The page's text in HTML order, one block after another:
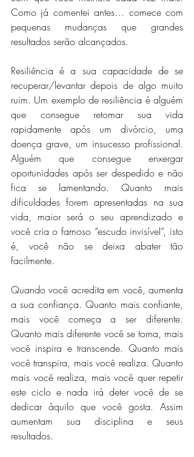
Como já comentei antes… comece com
pequenas mudanças que grandes
resultados serão alcançados.
Resiliência é a sua capacidade de se
recuperar/levantar depois de algo muito
ruim. Um exemplo de resiliência é alguém
que consegue retomar sua vida
rapidamente após um divórcio, uma
doença grave, um insucesso profissional.
Alguém que consegue enxergar
oportunidades após ser despedido e não
fica se lamentando. Quanto mais
dificuldades forem apresentadas na sua
vida, maior será o seu aprendizado e
você cria o famoso “escudo invisível”, isto
é, você não se deixa abater tão
facilmente.
Quando você acredita em você, aumenta
a sua confiança. Quanto mais confiante,
mais você começa a ser diferente.
Quanto mais diferente você se torna, mais
você inspira e transcende. Quanto mais
você transpira, mais você realiza. Quanto
mais você realiza, mais você quer repetir
este ciclo e nada irá deter você de se
dedicar àquilo que você gosta. Assim
aumentam sua disciplina e seus
resultados.